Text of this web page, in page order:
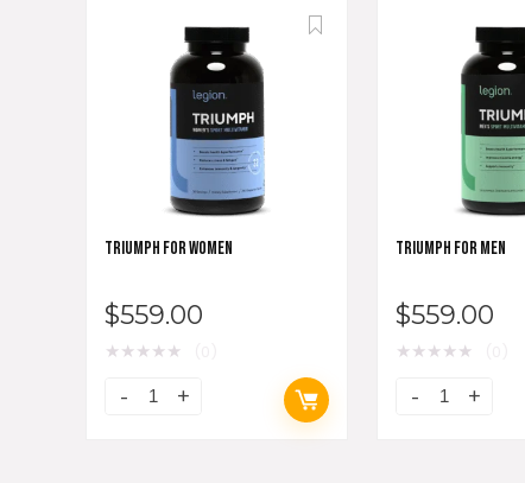
TRIUMPH FOR WOMEN
$559.00
★★★★★
TRIUMPH FOR MEN
$559.00
★★★★★